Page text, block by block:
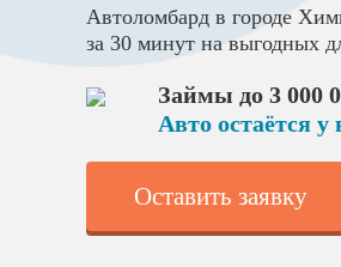
Автоломбард в городе
за 30 минут на выгодных
Займы до 3 000
Авто остаётся у
Оставить заявку